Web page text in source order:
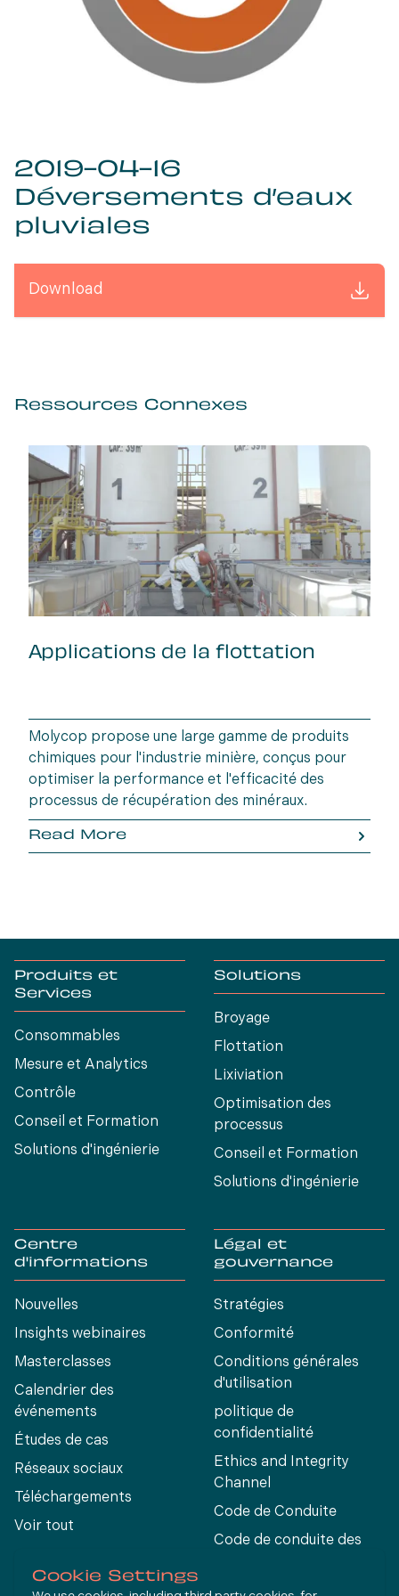
2019-04-16
Déversements d’eaux
pluviales
Download
Ressources Connexes
Applications de la flottation
Molycop propose une large gamme de produits
chimiques pour l'industrie minière, conçus pour
optimiser la performance et l'efficacité des
processus de récupération des minéraux.
Read More
Produits et
Services
Consommables
Mesure et Analytics
Contrôle
Conseil et Formation
Solutions d'ingénierie
Solutions
Broyage
Flottation
Lixiviation
Optimisation des
processus
Conseil et Formation
Solutions d'ingénierie
Centre
d'informations
Nouvelles
Insights webinaires
Masterclasses
Calendrier des
événements
Études de cas
Réseaux sociaux
Téléchargements
Voir tout
Légal et
gouvernance
Stratégies
Conformité
Conditions générales
d'utilisation
politique de
confidentialité
Ethics and Integrity
Channel
Code de Conduite
Code de conduite des
Cookie Settings